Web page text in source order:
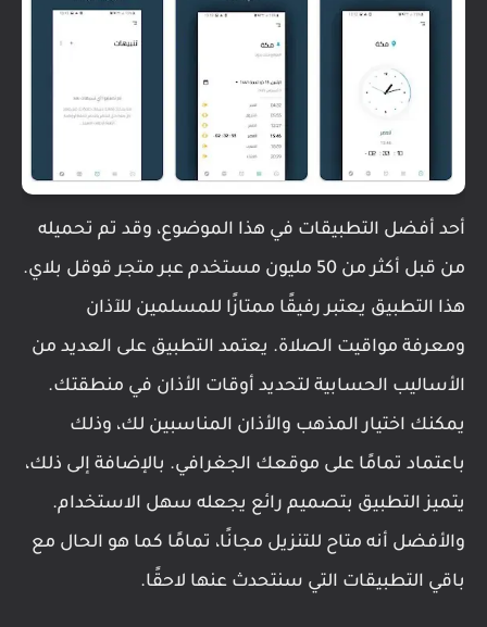
أحد أفضل التطبيقات في هذا الموضوع، وقد تم تحميله
من قبل أكثر من 50 مليون مستخدم عبر متجر قوقل بلاي.
هذا التطبيق يعتبر رفيقًا ممتازًا للمسلمين للآذان
ومعرفة مواقيت الصلاة. يعتمد التطبيق على العديد من
الأساليب الحسابية لتحديد أوقات الأذان في منطقتك.
يمكنك اختيار المذهب والأذان المناسبين لك، وذلك
باعتماد تمامًا على موقعك الجغرافي. بالإضافة إلى ذلك،
يتميز التطبيق بتصميم رائع يجعله سهل الاستخدام.
والأفضل أنه متاح للتنزيل مجانًا، تمامًا كما هو الحال مع
باقي التطبيقات التي سنتحدث عنها لاحقًا.